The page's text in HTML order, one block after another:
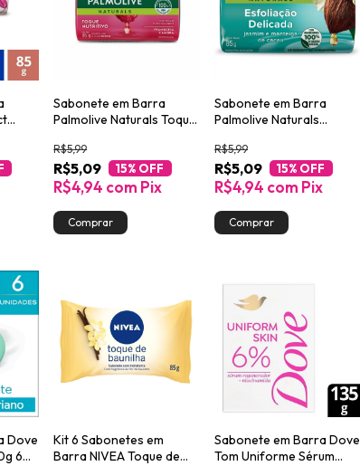
Sabonete em Barra
Palmolive Naturals Toque
Amora 85g
R$5,09
R$5,99
15% OFF
R$4,94 com Pix
Sabonete em Barra
Palmolive Naturals
R$5,09
R$5,99
15% OFF
R$4,94 com Pix
Dove
6
Kit 6 Sabonetes em
Barra NIVEA Toque de
Sabonete em Barra Dove
Tom Uniforme Sérum